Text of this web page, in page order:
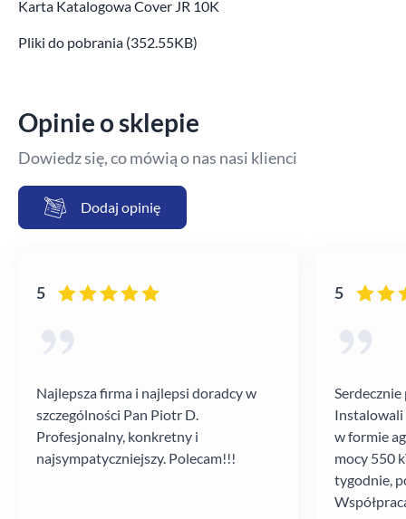
Karta Katalogowa Cover JR 10K
Pliki do pobrania (352.55KB)
Opinie o sklepie
Dowiedz się, co mówią o nas nasi klienci
Dodaj opinię
5
Najlepsza firma i najlepsi doradcy w
szczególności Pan Piotr D.
Profesjonalny, konkretny i
najsympatyczniejszy. Polecam!!!
5
Instalowali
w formie
mocy 550
tygodnie,